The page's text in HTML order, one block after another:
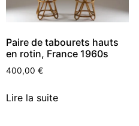
Paire de tabourets hauts
en rotin, France 1960s
400,00 €
Lire la suite